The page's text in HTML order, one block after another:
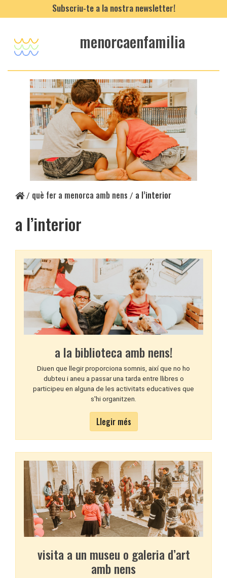
Subscriu-te a la nostra newsletter!
menorcaenfamilia
/ què fer a menorca amb nens / a l’interior
a l’interior
a la biblioteca amb nens!
Diuen que llegir proporciona somnis, així que no ho
dubteu i aneu a passar una tarda entre llibres o
participeu en alguna de les activitats educatives que
s'hi organitzen.
Llegir més
visita a un museu o galeria d’art
amb nens